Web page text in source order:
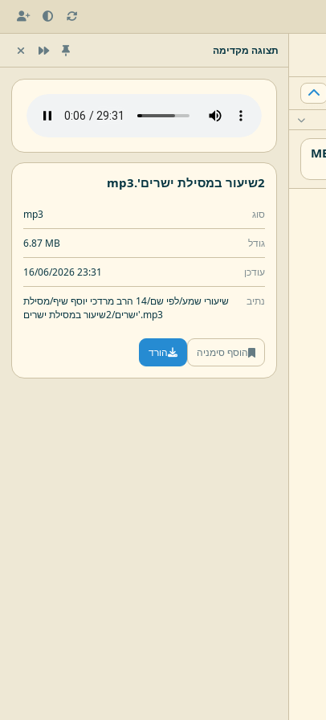
תצוגה מקדימה
2שיעור במסילת ישרים'. mp3
סוג mp3
גודל 6.87 MB
עודכן 16/06/2026 23:31
נתיב שיעורי שמע/לפי שם/14 הרב מרדכי יוסף שיף/
מסילת
ישרים/2שיעור במסילת ישרים'.mp3
הוסף סימניה הורד